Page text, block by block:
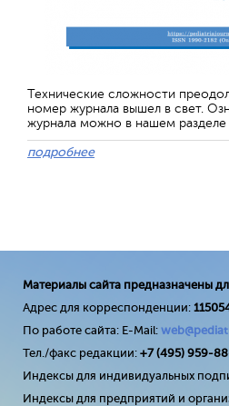
Технические сложности
номер журнала вышел в свет.
журнала можно в нашем
подробнее
Материалы сайта предназначены
Адрес для корреспонденции:
По работе сайта: E-Mail:
Тел./факс редакции: +7 (495) 959-
Индексы для индивидуальных
Индексы для предприятий и